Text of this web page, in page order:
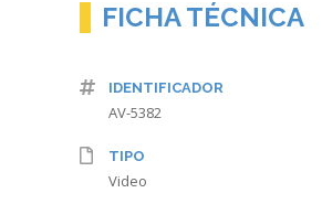
FICHA TÉCNICA
IDENTIFICADOR
AV-5382
TIPO
Video